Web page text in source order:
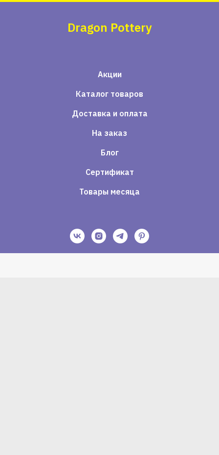
Dragon Pottery
Акции
Каталог товаров
Доставка и оплата
На заказ
Блог
Сертификат
Товары месяца